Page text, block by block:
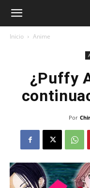
Inicio Anime
¿Puffy
Por